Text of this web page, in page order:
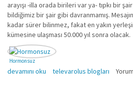
arayışı -illa orada birileri var ya- tıpkı bir
bildiğimiz bir şair gibi davranmamış.
kadar sürer bilinmez, fakat en yakın
kümesine ulaşması 50.000 yıl sonra olacak.
Hormonsuz
Peki 50.000 yıl sonraya kim kalır? hakkında
devamını oku televarolus blogları